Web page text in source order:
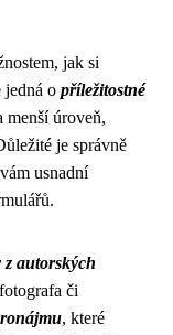
jak si
jedná o příležitostné
menší úroveň,
je správně
usnadní
autorských
či
, které